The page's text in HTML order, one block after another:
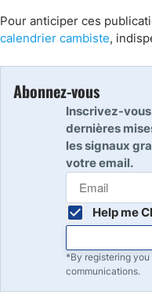
Pour anticiper ces
calendrier cambiste,
Abonnez-vous
Inscrivez-
dernières
les signaux
votre email.
Help me
*By registering
communications.